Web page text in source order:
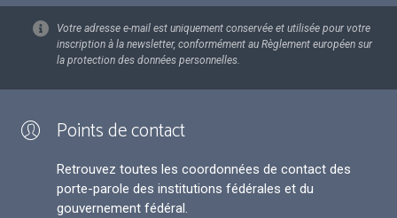
Votre adresse e-mail est uniquement conservée et utilisée pour votre
inscription à la newsletter, conformément au Règlement européen sur
la protection des données personnelles.
Points de contact
Retrouvez toutes les coordonnées de contact des
porte-parole des institutions fédérales et du
gouvernement fédéral.